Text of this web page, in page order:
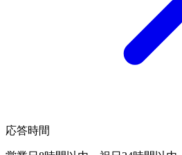
応答時間